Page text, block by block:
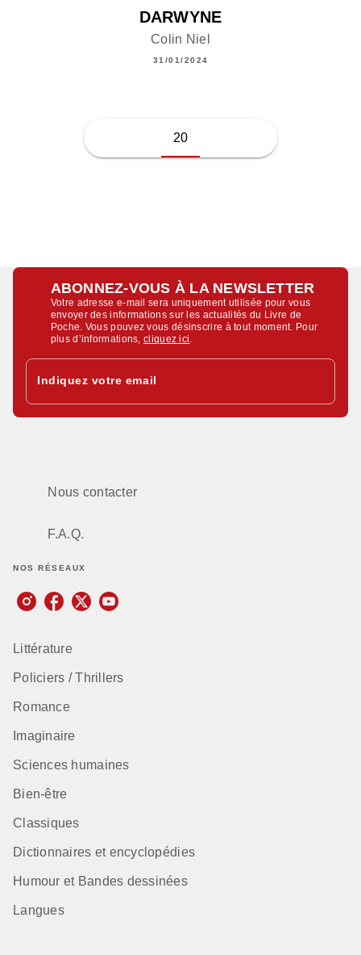
DARWYNE
Colin Niel
31/01/2024
20
ABONNEZ-VOUS À LA NEWSLETTER
Votre adresse e-mail sera uniquement utilisée pour vous
envoyer des informations sur les actualités du Livre de
Poche. Vous pouvez vous désinscrire à tout moment. Pour
plus d’informations,cliquez ici.
Indiquez votre email
Nous contacter
F.A.Q.
NOS RÉSEAUX
Littérature
Policiers / Thrillers
Romance
Imaginaire
Sciences humaines
Bien-être
Classiques
Dictionnaires et encyclopédies
Humour et Bandes dessinées
Langues